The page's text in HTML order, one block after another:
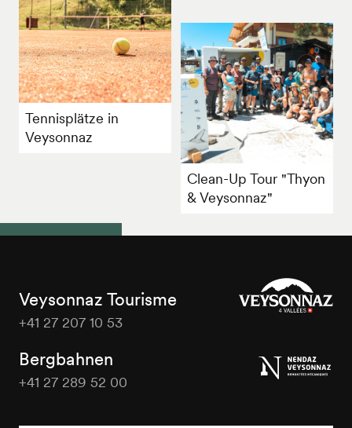
Tennisplätze in
Veysonnaz
Clean-Up Tour "Thyon
& Veysonnaz"
Veysonnaz Tourisme
+41 27 207 10 53
Bergbahnen
+41 27 289 52 00